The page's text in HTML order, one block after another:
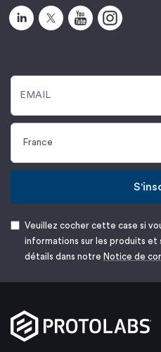
Veuillez cocher cette case si
informations sur les produits et
détails dans notre Notice de